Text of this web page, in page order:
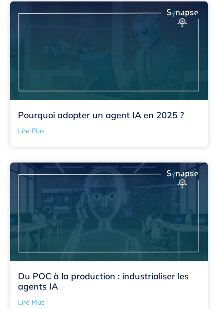
Pourquoi adopter un agent IA en 2025 ?
Lire Plus
Du POC à la production : industrialiser les
agents IA
Lire Plus